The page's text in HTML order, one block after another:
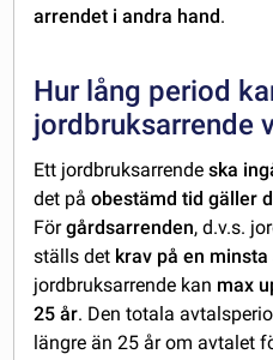
arrendet i andra hand.
Hur lång period
jordbruksarrende
Ett jordbruksarrendeska
det påobestämd tid gäller
Förgårdsarrenden, d.v.s.
ställs det krav på en
jordbruksarrende kan max
25 år. Den totala
längre än 25 år om avtalet